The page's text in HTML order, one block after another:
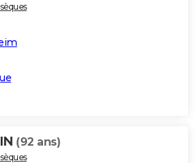
(92 ans)